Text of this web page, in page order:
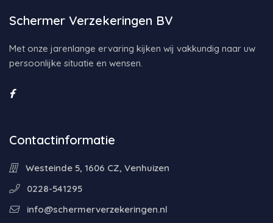
Schermer Verzekeringen BV
Met onze jarenlange ervaring kijken wij vakkundig naar uw
persoonlijke situatie en wensen.
Contactinformatie
Westeinde 5, 1606 CZ, Venhuizen
0228-541295
info@schermerverzekeringen.nl